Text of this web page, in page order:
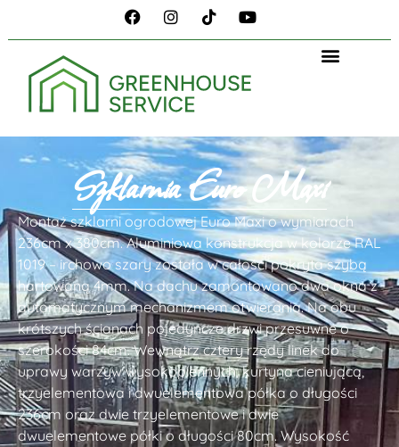
Szklarnia Euro Maxi
Montaż szklarni ogrodowej Euro Maxi o wymiarach
236cm x 380cm. Aluminiowa konstrukcja w kolorze RAL
1019 – irchowo szary została w całości pokryta szybą
hartowaną 4mm. Na dachu zamontowano dwa okna z
automatycznym mechanizmem otwierania. Na obu
krótszych ścianach pojedyncze drzwi przesuwne o
szerokości 84cm. Wewnątrz cztery rzędy linek do
uprawy warzyw wysokopiennych, kurtyna cieniującą,
trzyelementowa i dwuelementowa półka o długości
236cm oraz dwie trzyelementowe i dwie
dwuelementowe półki o długości 80cm. Wysokość